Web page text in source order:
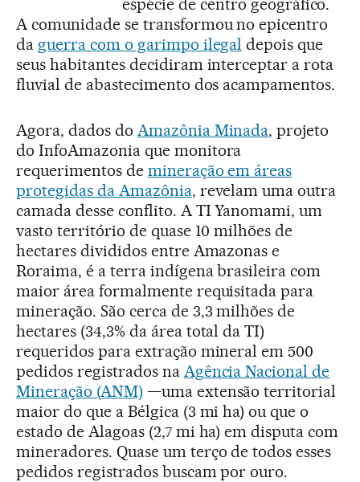
A comunidade se transformou no epicentro
da guerra com o garimpo ilegal depois que
seus habitantes decidiram interceptar a rota
fluvial de abastecimento dos acampamentos.
Agora, dados do Amazônia Minada, projeto
do InfoAmazonia que monitora
requerimentos de mineração em áreas
protegidas da Amazônia, revelam uma outra
camada desse conflito. A TI Yanomami, um
vasto território de quase 10 milhões de
hectares divididos entre Amazonas e
Roraima, é a terra indígena brasileira com
maior área formalmente requisitada para
mineração. São cerca de 3,3 milhões de
hectares (34,3% da área total da TI)
requeridos para extração mineral em 500
pedidos registrados na Agência Nacional de
Mineração (ANM) —uma extensão territorial
maior do que a Bélgica (3 mi ha) ou que o
estado de Alagoas (2,7 mi ha) em disputa com
mineradores. Quase um terço de todos esses
pedidos registrados buscam por ouro.